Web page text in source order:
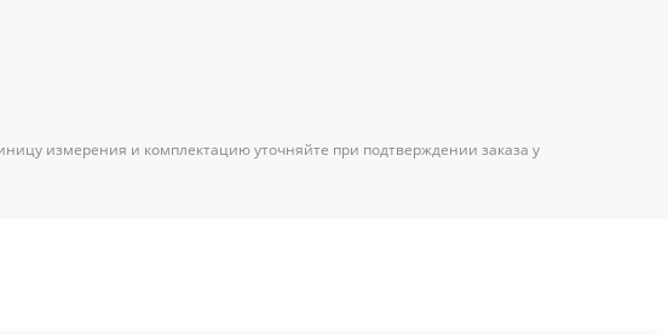
измерения и комплектацию уточняйте при подтверждении заказа у